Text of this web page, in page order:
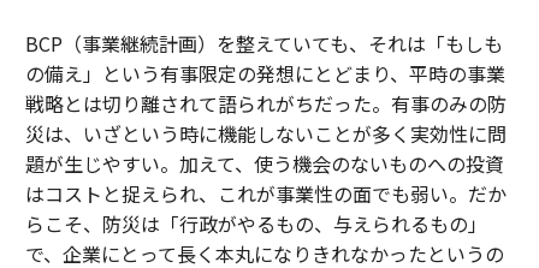
BCP（事業継続計画）を整えていても、それは「もしも
の備え」という有事限定の発想にとどまり、平時の事業
戦略とは切り離されて語られがちだった。有事のみの防
災は、いざという時に機能しないことが多く実効性に問
題が生じやすい。加えて、使う機会のないものへの投資
はコストと捉えられ、これが事業性の面でも弱い。だか
らこそ、防災は「行政がやるもの、与えられるもの」
で、企業にとって長く本丸になりきれなかったというの